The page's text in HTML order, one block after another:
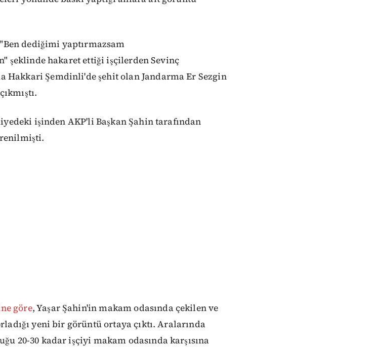
dediğimi yaptırmazsam
şeklinde hakaret ettiği işçilerden Sevinç
Hakkari Şemdinli'de şehit olan Jandarma Er Sezgin
işinden AKP'li Başkan Şahin tarafından
göre, Yaşar Şahin'in makam odasında çekilen ve
yeni bir görüntü ortaya çıktı. Aralarında
20-30 kadar işçiyi makam odasında karşısına